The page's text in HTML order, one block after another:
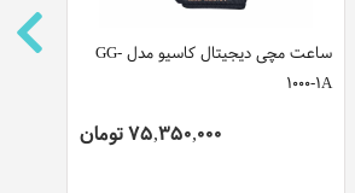
ساعت مچی دیجیتال کاسیو مدل GG-
1000-1A
75,350,000 تومان